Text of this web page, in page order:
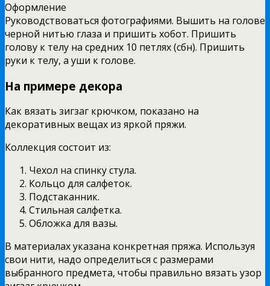
Оформление
Руководствоваться фотографиями. Вышить на голове
черной нитью глаза и пришить хобот. Пришить
голову к телу на средних 10 петлях (сбн). Пришить
руки к телу, а уши к голове.
На примере декора
Как вязать зигзаг крючком, показано на
декоративных вещах из яркой пряжи.
Коллекция состоит из:
Чехол на спинку стула.
Кольцо для салфеток.
Подстаканник.
Стильная салфетка.
Обложка для вазы.
В материалах указана конкретная пряжа. Используя
свои нити, надо определиться с размерами
выбранного предмета, чтобы правильно вязать узор